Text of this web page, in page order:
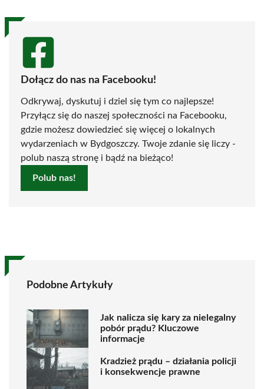
Dołącz do nas na Facebooku!
Odkrywaj, dyskutuj i dziel się tym co najlepsze!
Przyłącz się do naszej społeczności na Facebooku,
gdzie możesz dowiedzieć się więcej o lokalnych
wydarzeniach w Bydgoszczy. Twoje zdanie się liczy -
polub naszą stronę i bądź na bieżąco!
Polub nas!
Podobne Artykuły
Jak nalicza się kary za nielegalny
pobór prądu? Kluczowe
informacje
Kradzież prądu – działania policji
i konsekwencje prawne